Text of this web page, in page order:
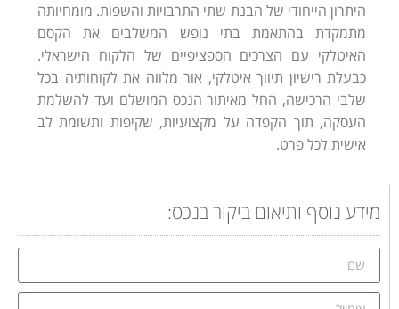
היתרון הייחודי של הבנת שתי התרבויות והשפות. מומחיותה
מתמקדת בהתאמת בתי נופש המשלבים את הקסם
האיטלקי עם הצרכים הספציפיים של הלקוח הישראלי.
כבעלת רישיון תיווך איטלקי, אור מלווה את לקוחותיה בכל
שלבי הרכישה, החל מאיתור הנכס המושלם ועד להשלמת
העסקה, תוך הקפדה על מקצועיות, שקיפות ותשומת לב
אישית לכל פרט.
מידע נוסף ותיאום ביקור בנכס: